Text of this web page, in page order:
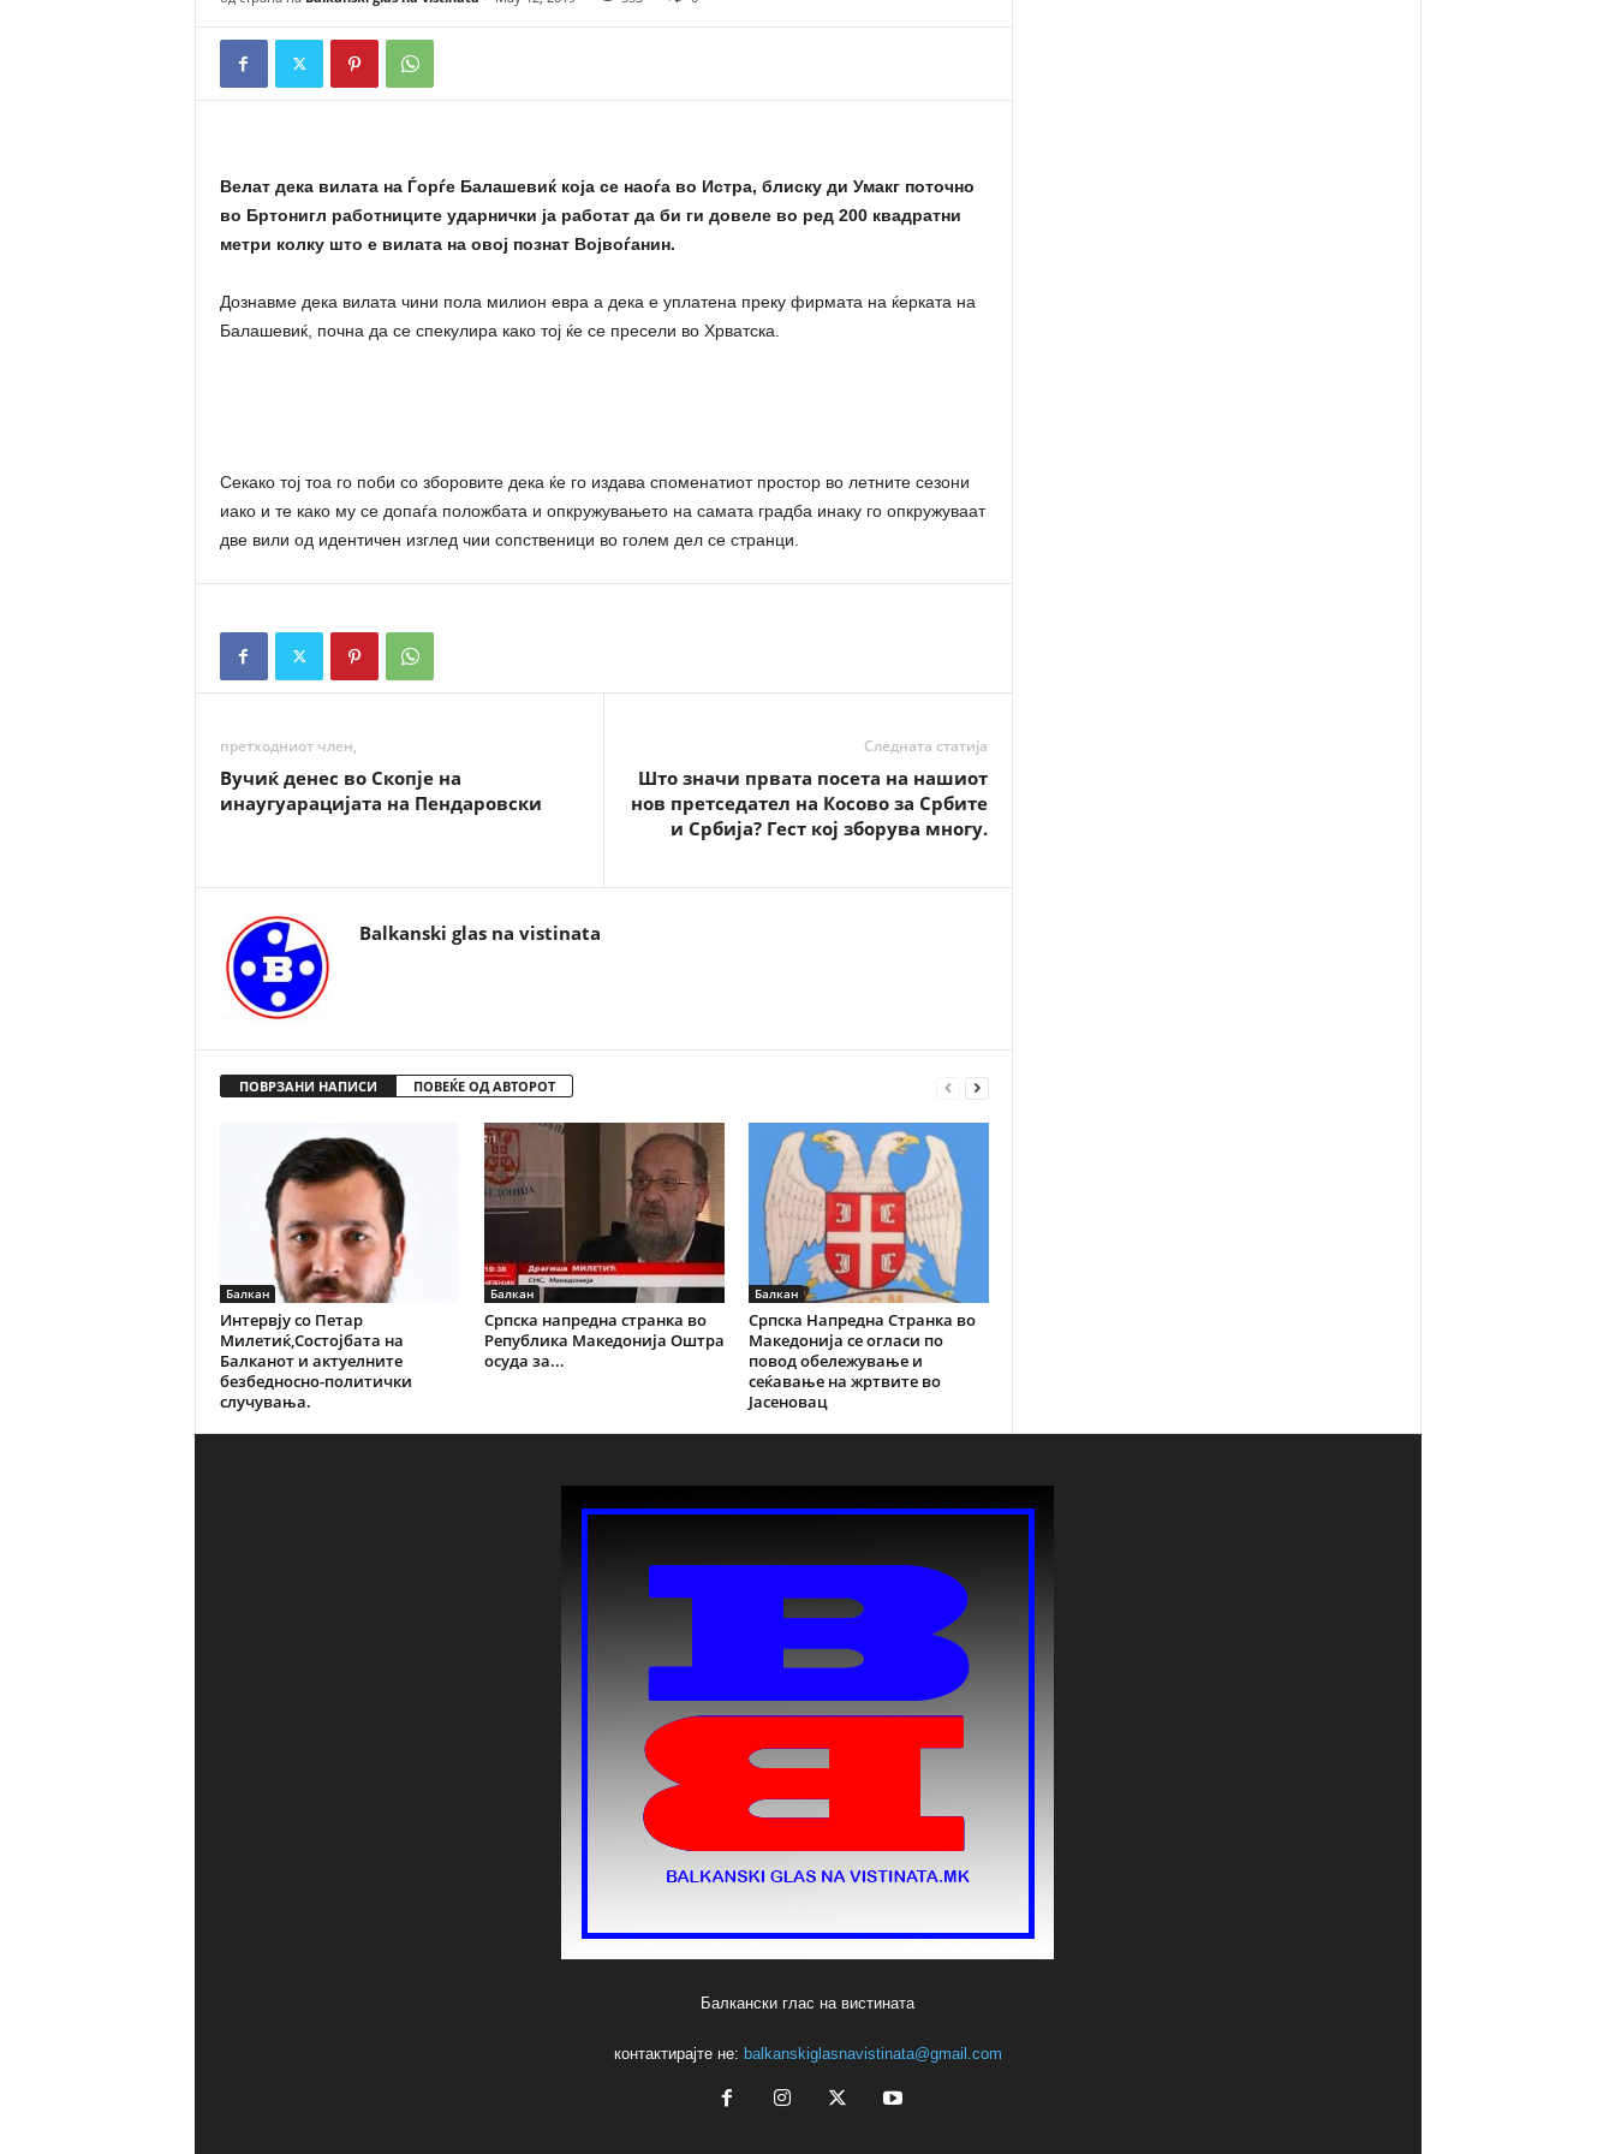
n
a
Велат дека вилата на Ѓорѓе Балашевиќ која се наоѓа во Истра, блиску ди Умакг поточно
во Бртонигл работниците ударнички ја работат да би ги довеле во ред 200 квадратни
метри колку што е вилата на овој познат Војвоѓанин.
Дознавме дека вилата чини пола милион евра а дека е уплатена преку фирмата на ќерката на
Балашевиќ, почна да се спекулира како тој ќе се пресели во Хрватска.
Секако тој тоа го поби со зборовите дека ќе го издава споменатиот простор во летните сезони
иако и те како му се допаѓа положбата и опкружувањето на самата градба инаку го опкружуваат
две вили од идентичен изглед чии сопственици во голем дел се странци.
претходниот член,
Вучиќ денес во Скопје на
инаугуарацијата на Пендаровски
Следната статија
Што значи првата посета на нашиот
нов претседател на Косово за Србите
и Србија? Гест кој зборува многу.
Balkanski glas na vistinata
ПОВРЗАНИ НАПИСИ ПОВЕЌЕ ОД АВТОРОТ
Балкан
Интервју со Петар
Милетиќ,Состојбата на
Балканот и актуелните
безбедносно-политички
случувања.
Балкан
Српска напредна странка во
Република Македонија Оштра
осуда за...
Балкан
Српска Напредна Странка во
Македонија се огласи по
повод обележување и
сеќавање на жртвите во
Јасеновац
Балкански глас на вистината
контактирајте не: balkanskiglasnavistinata@gmail.com